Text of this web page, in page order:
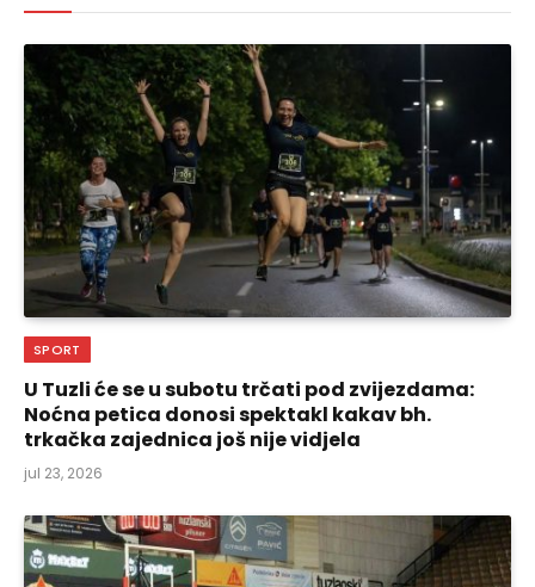
SPORT
U Tuzli će se u subotu trčati pod zvijezdama:
Noćna petica donosi spektakl kakav bh.
trkačka zajednica još nije vidjela
jul 23, 2026